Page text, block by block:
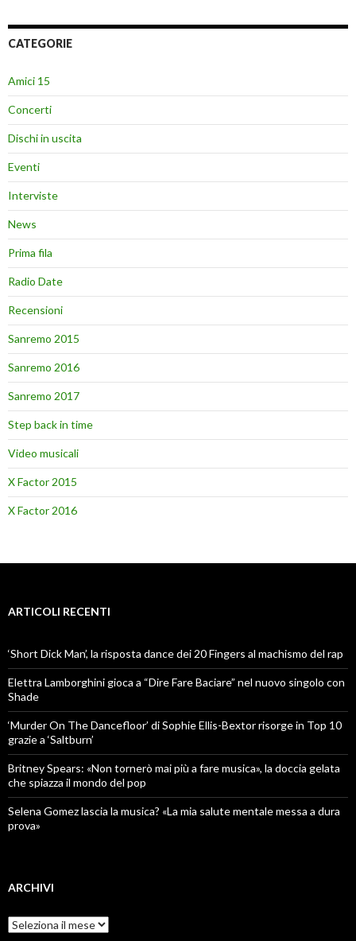
CATEGORIE
Amici 15
Concerti
Dischi in uscita
Eventi
Interviste
News
Prima fila
Radio Date
Recensioni
Sanremo 2015
Sanremo 2016
Sanremo 2017
Step back in time
Video musicali
X Factor 2015
X Factor 2016
ARTICOLI RECENTI
‘Short Dick Man’, la risposta dance dei 20 Fingers al machismo del rap
Elettra Lamborghini gioca a “Dire Fare Baciare” nel nuovo singolo con
Shade
‘Murder On The Dancefloor’ di Sophie Ellis-Bextor risorge in Top 10
grazie a ‘Saltburn’
Britney Spears: «Non tornerò mai più a fare musica», la doccia gelata
che spiazza il mondo del pop
Selena Gomez lascia la musica? «La mia salute mentale messa a dura
prova»
ARCHIVI
Archivi